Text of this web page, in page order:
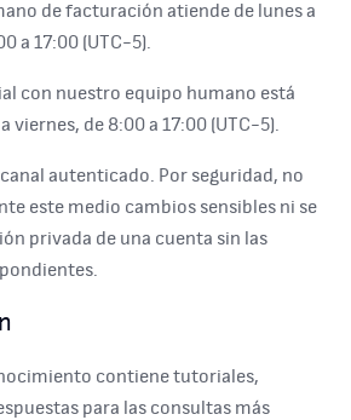
de facturación atiende de lunes a
a 17:00 (UTC-5).
con nuestro equipo humano está
viernes, de 8:00 a 17:00 (UTC-5).
autenticado. Por seguridad, no
este medio cambios sensibles ni se
privada de una cuenta sin las
contiene tutoriales,
para las consultas más